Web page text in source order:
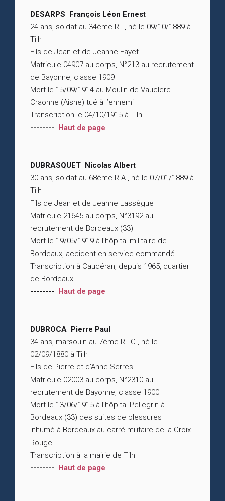
DESARPS François Léon Ernest
24 ans, soldat au 34ème R.I., né le 09/10/1889 à
Tilh
Fils de Jean et de Jeanne Fayet
Matricule 04907 au corps, N°213 au recrutement
de Bayonne, classe 1909
Mort le 15/09/1914 au Moulin de Vauclerc
Craonne (Aisne) tué à l’ennemi
Transcription le 04/10/1915 à Tilh
-------- Haut de page
DUBRASQUET Nicolas Albert
30 ans, soldat au 68ème R.A., né le 07/01/1889 à
Tilh
Fils de Jean et de Jeanne Lassègue
Matricule 21645 au corps, N°3192 au
recrutement de Bordeaux (33)
Mort le 19/05/1919 à l’hôpital militaire de
Bordeaux, accident en service commandé
Transcription à Caudéran, depuis 1965, quartier
de Bordeaux
-------- Haut de page
DUBROCA Pierre Paul
34 ans, marsouin au 7ème R.I.C., né le
02/09/1880 à Tilh
Fils de Pierre et d’Anne Serres
Matricule 02003 au corps, N°2310 au
recrutement de Bayonne, classe 1900
Mort le 13/06/1915 à l’hôpital Pellegrin à
Bordeaux (33) des suites de blessures
Inhumé à Bordeaux au carré militaire de la Croix
Rouge
Transcription à la mairie de Tilh
-------- Haut de page